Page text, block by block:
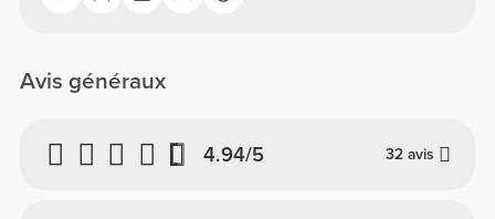
Avis généraux
4.94/5 32 avis